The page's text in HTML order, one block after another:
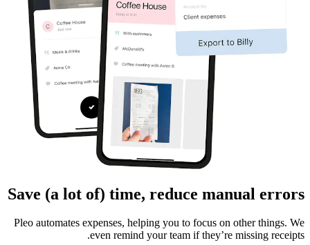
Save (a lot of) time, reduce manual errors
Pleo automates expenses, helping you to focus on other things. We
even remind your team if they’re missing receipts.